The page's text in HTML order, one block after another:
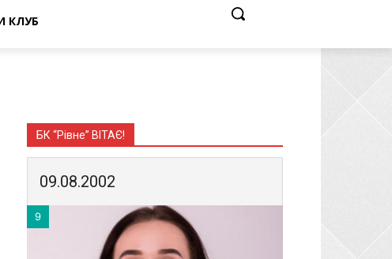
КЛУБ
БК “Рівне” ВІТАЄ!
09.08.2002
9